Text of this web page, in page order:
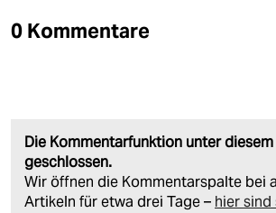
0 Kommentare
Die Kommentarfunktion unter
geschlossen.
Wir öffnen die Kommentarspalte bei
Artikeln für etwa drei Tage – hier sind